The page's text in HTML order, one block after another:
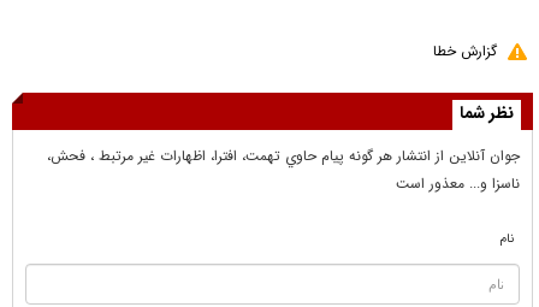
گزارش خطا
نظر شما
جوان آنلاين از انتشار هر گونه پيام حاوي تهمت، افترا، اظهارات غير مرتبط ، فحش،
ناسزا و... معذور است
نام